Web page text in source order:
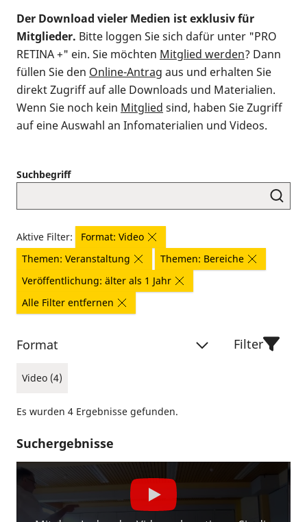
Der Download vieler Medien ist exklusiv für
Mitglieder. Bitte loggen Sie sich dafür unter "PRO
RETINA +" ein. Sie möchten Mitglied werden? Dann
füllen Sie den Online-Antrag aus und erhalten Sie
direkt Zugriff auf alle Downloads und Materialien.
Wenn Sie noch kein Mitglied sind, haben Sie Zugriff
auf eine Auswahl an Infomaterialien und Videos.
Suchbegriff
Aktive Filter:
Format: Video
Themen: Veranstaltung
Themen: Bereiche
Veröffentlichung: älter als 1 Jahr
Alle Filter entfernen
Format
Video (4)
Filter
Es wurden 4 Ergebnisse gefunden.
Suchergebnisse